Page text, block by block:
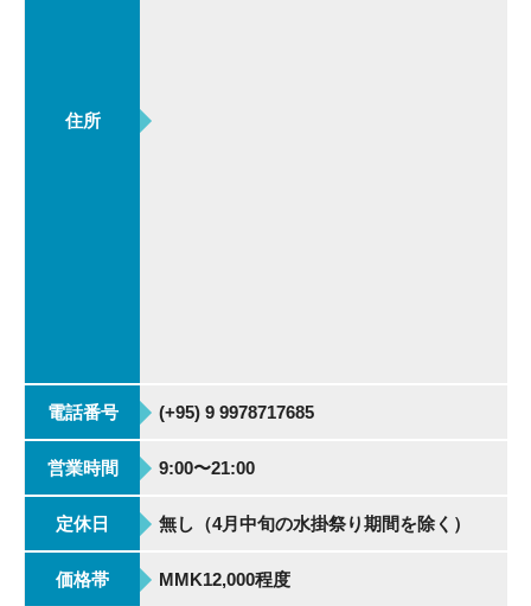
住所
電話番号 (+95) 9 9978717685
営業時間 9:00〜21:00
定休日 無し（4月中旬の水掛祭り期間を除く）
価格帯 MMK12,000程度